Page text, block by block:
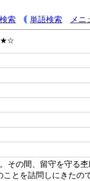
索 単語検索 メニ
その間、留守を守る杢
とを詰問しにきたの